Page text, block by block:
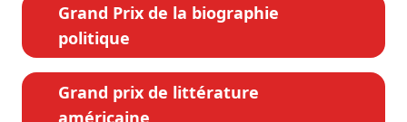
Grand Prix de la biographie
politique
Grand prix de littérature
américaine